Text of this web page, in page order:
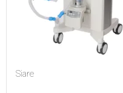
Siare